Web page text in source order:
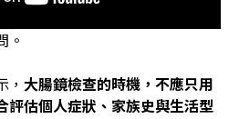
。
， 大腸鏡檢查的時機，不應只用
評估個人症狀、家族史與生活型